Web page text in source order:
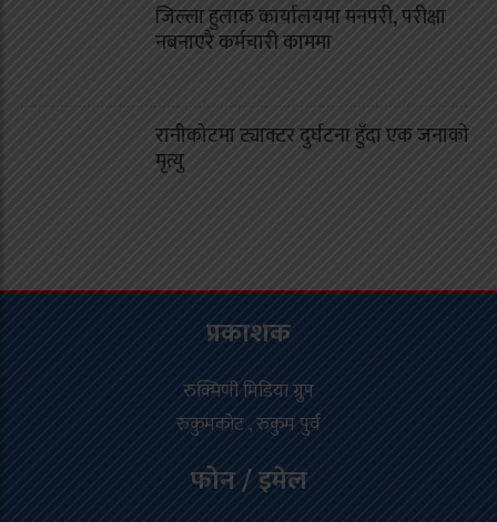
जिल्ला हुलाक कार्यालयमा मनपरी, परीक्षा
नबनाएरै कर्मचारी काममा
रानीकोटमा ट्याक्टर दुर्घटना हुँदा एक जनाको
मृत्यु
प्रकाशक
रुक्मिणी मिडिया ग्रुप
रुकुमकोट , रुकुम पुर्व
फोन / इमेल